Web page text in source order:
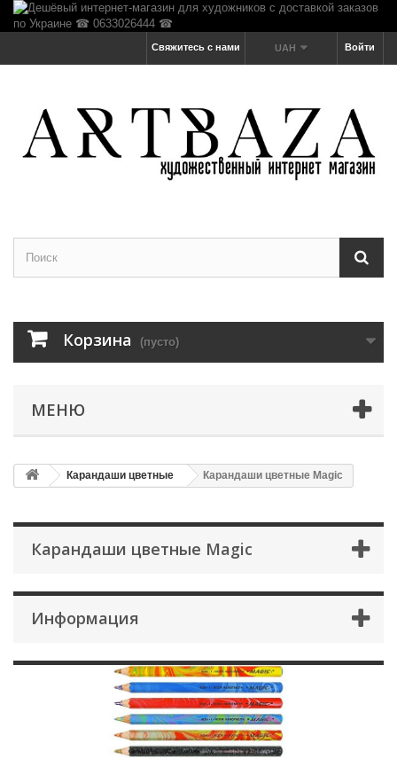
Войти
UAH
Свяжитесь с нами
Корзина (пусто)
МЕНЮ
Карандаши цветные Карандаши цветные Magic
Карандаши цветные Magic
Информация